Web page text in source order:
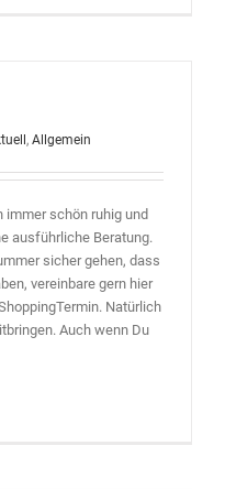
, Allgemein
immer schön ruhig und
ausführliche Beratung.
sicher gehen, dass
vereinbare gern hier
Natürlich
Auch wenn Du